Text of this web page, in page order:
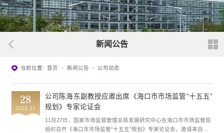
新闻公告
当前位置: 首页 - 新闻公告 - 公司动态
28
2025-11
公司陈海东副教授应邀出席《海口市市场监管“十五五”
规划》​专家论证会
11月27日，国家市场监督管理总局发展研究中心在海口市市场监管局
组织召开《海口市市场监管“十五五”规划》专家论证会，邀请来自全